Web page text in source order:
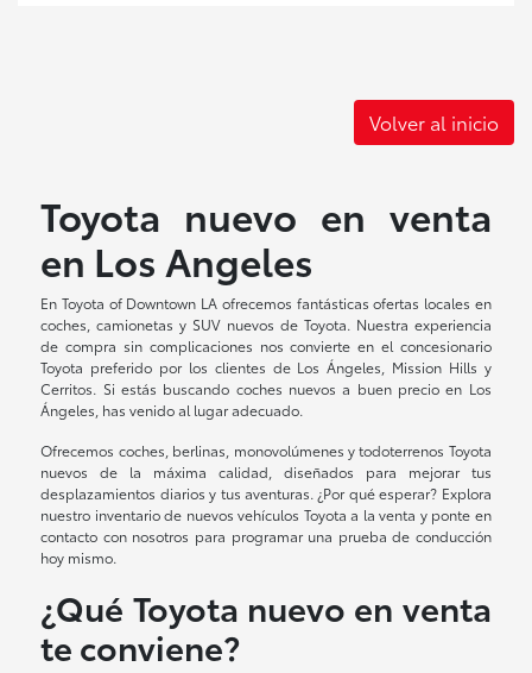
Volver al inicio
Toyota nuevo en venta
en Los Angeles
En Toyota of Downtown LA ofrecemos fantásticas ofertas locales en
coches, camionetas y SUV nuevos de Toyota. Nuestra experiencia
de compra sin complicaciones nos convierte en el concesionario
Toyota preferido por los clientes de Los Ángeles, Mission Hills y
Cerritos. Si estás buscando coches nuevos a buen precio en Los
Ángeles, has venido al lugar adecuado.
Ofrecemos coches, berlinas, monovolúmenes y todoterrenos Toyota
nuevos de la máxima calidad, diseñados para mejorar tus
desplazamientos diarios y tus aventuras. ¿Por qué esperar? Explora
nuestro inventario de nuevos vehículos Toyota a la venta y ponte en
contacto con nosotros para programar una prueba de conducción
hoy mismo.
¿Qué Toyota nuevo en venta
te conviene?